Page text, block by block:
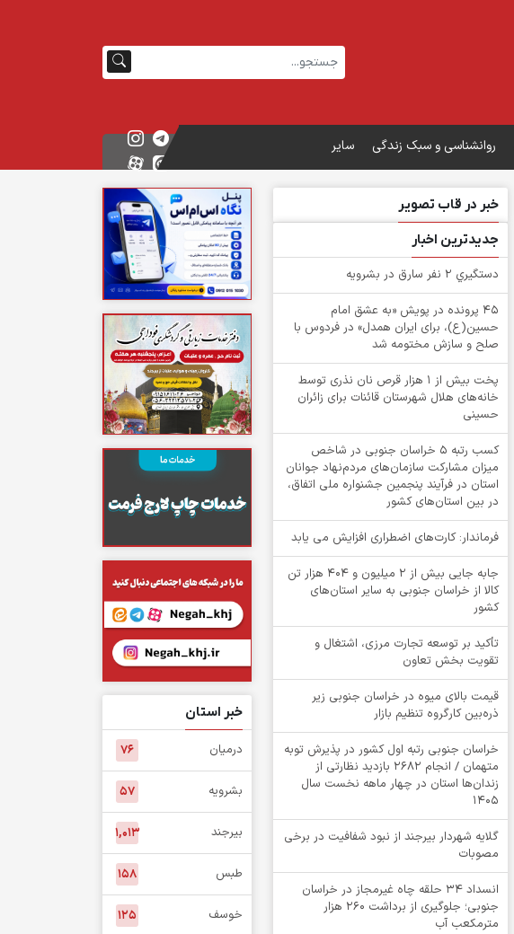
روانشناسی و سبک زندگی سایر
خبر در قاب تصویر
جدیدترین اخبار
دستگيري 2 نفر سارق در بشرويه
۴۵ پرونده در پویش «به عشق امام
حسین(ع)، برای ایران همدل» در فردوس با
صلح و سازش مختومه شد
پخت بیش از 1 هزار قرص نان نذری توسط
خانه‌های هلال شهرستان قائنات برای زائران
حسینی
کسب رتبه ۵ خراسان جنوبی در شاخص
میزان مشارکت سازمان‌های مردم‌نهاد جوانان
استان در فرآیند پنجمین جشنواره ملی اتفاق،
در بین استان‌های کشور
فرماندار: کارت‌های اضطراری افزایش می یابد
جابه جایی بیش از 2 میلیون و 404 هزار تن
کالا از خراسان جنوبی به سایر استان‌های
کشور
تأکید بر توسعه تجارت مرزی، اشتغال و
تقویت بخش تعاون
قیمت بالای میوه در خراسان جنوبی زیر
ذره‌بین کارگروه تنظیم بازار
خراسان جنوبی رتبه اول کشور در پذیرش توبه
متهمان / انجام ۲۶۸۲ بازدید نظارتی از
زندان‌ها استان در چهار ماهه نخست سال
1405
گلایه شهردار بیرجند از نبود شفافیت در برخی
مصوبات
انسداد ۳۴ حلقه چاه غیرمجاز در خراسان
جنوبی؛ جلوگیری از برداشت ۲۶۰ هزار
مترمکعب آب
خبر استان
درمیان ۷۶
بشرویه ۵۷
بیرجند ۱,۰۱۳
طبس ۱۵۸
خوسف ۱۲۵